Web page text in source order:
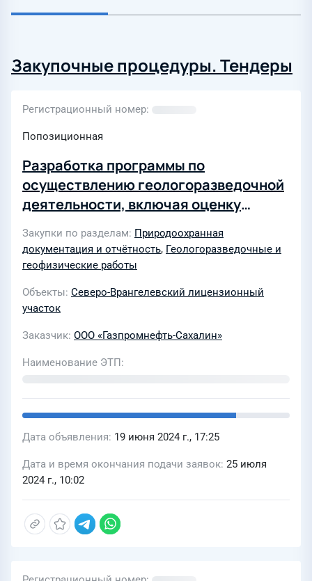
Закупочные процедуры. Тендеры
Регистрационный номер
Попозиционная
Разработка программы по
осуществлению геологоразведочной
деятельности, включая оценку
границах Северо-Врангелевского
участка недр
Закупки по разделам Природоохранная
документация и отчётность, Геологоразведочные и
геофизические работы
Объекты Северо-Врангелевский лицензионный
участок
Заказчик ООО «Газпромнефть-Сахалин»
Наименование ЭТП
Дата объявления 19 июня 2024 г., 17:25
Дата и время окончания подачи заявок 25 июля
2024 г., 10:02